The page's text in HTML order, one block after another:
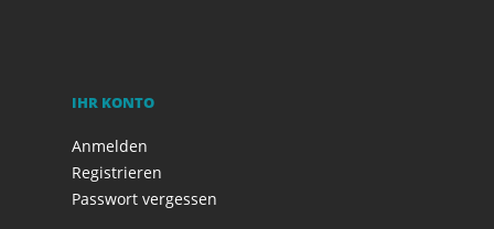
IHR KONTO
Anmelden
Registrieren
Passwort vergessen